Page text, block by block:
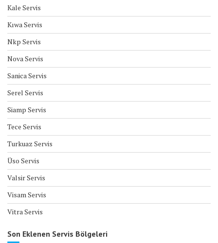
Kale Servis
Kıwa Servis
Nkp Servis
Nova Servis
Sanica Servis
Serel Servis
Siamp Servis
Tece Servis
Turkuaz Servis
Üso Servis
Valsir Servis
Visam Servis
Vitra Servis
Son Eklenen Servis Bölgeleri